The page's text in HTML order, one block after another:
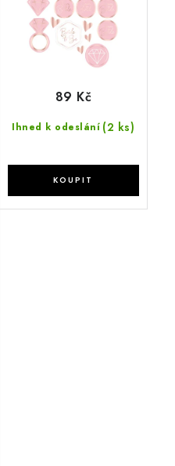
Ihned k odeslání (2 ks)
89 Kč